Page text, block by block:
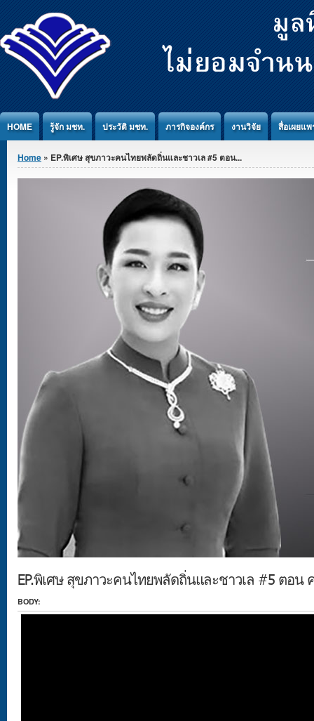
Jump to Content
HOME รู้จัก มชท. ประวัติ มชท. ภารกิจองค์กร งานวิจัย สื่อเผยแพ
You are here
Home » EP.พิเศษ สุขภาวะคนไทยพลัดถิ่นและชาวเล #5 ตอน...
EP.พิเศษ สุขภาวะคนไทยพลัดถิ่นและชาวเล #5 ตอ
BODY: